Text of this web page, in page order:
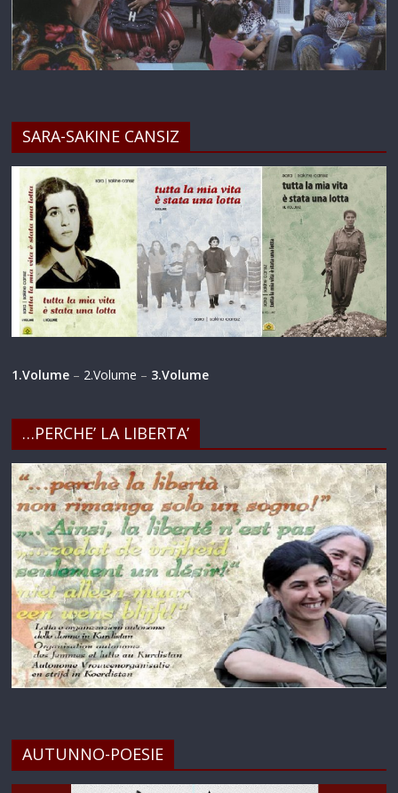
SARA-SAKINE CANSIZ
1.Volume – 2.Volume – 3.Volume
…PERCHE’ LA LIBERTA’
AUTUNNO-POESIE